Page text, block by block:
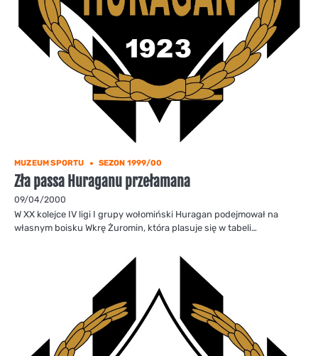
MUZEUM SPORTU SEZON 1999/00
Zła passa Huraganu przełamana
09/04/2000
W XX kolejce IV ligi I grupy wołomiński Huragan podejmował na
własnym boisku Wkrę Żuromin, która plasuje się w tabeli…